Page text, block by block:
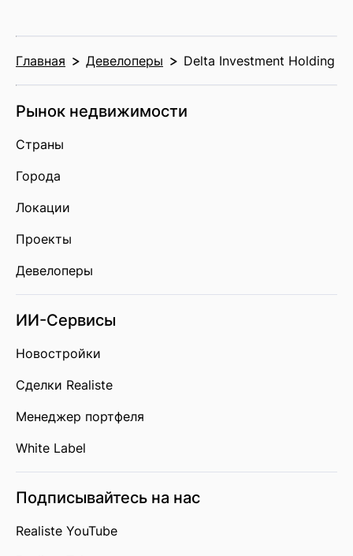
Главная Девелоперы Delta Investment Holding
Рынок недвижимости
Страны
Города
Локации
Проекты
Девелоперы
ИИ-Сервисы
Новостройки
Сделки Realiste
Менеджер портфеля
White Label
Подписывайтесь на нас
Realiste YouTube